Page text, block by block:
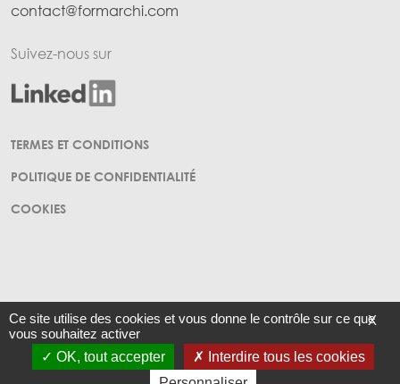
contact@formarchi.com
Suivez-nous sur
Menu Pied de page
TERMES ET CONDITIONS
POLITIQUE DE CONFIDENTIALITÉ
COOKIES
SAS d'architecture au capital de 4824€ - RCS Paris B 345 125 256 - TVA
Intracommunautaire FR11 345125256
© 2025 FORM'Architecture - Tous droits réservés.
X
Ce site utilise des cookies et vous donne le contrôle sur ce que
vous souhaitez activer
OK, tout accepter
Interdire tous les cookies